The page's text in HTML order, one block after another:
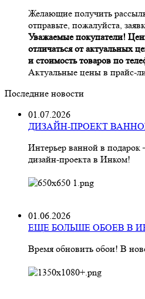
Желающие получить
отправьте, пожалуйста,
Уважаемые покупатели!
отличаться от актуальных
и стоимость товаров по
Актуальные цены в прайс-
Последние новости
01.07.2026
ДИЗАЙН-ПРОЕКТ
Интерьер ванной в подарок
дизайн‑проекта в Инком!
01.06.2026
ЕЩЕ БОЛЬШЕ ОБОЕВ В
Время обновить обои! В